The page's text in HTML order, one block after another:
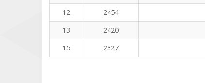
12
2454
13
2420
15
2327